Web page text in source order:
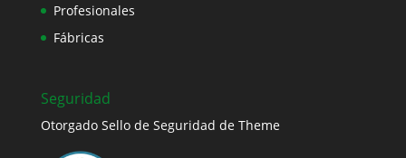
Profesionales
Fábricas
Seguridad
Otorgado Sello de Seguridad de Theme